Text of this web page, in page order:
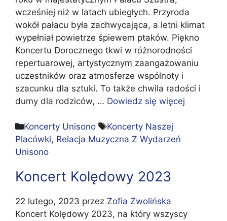
wcześniej niż w latach ubiegłych. Przyroda
wokół pałacu była zachwycająca, a letni klimat
wypełniał powietrze śpiewem ptaków. Piękno
Koncertu Dorocznego tkwi w różnorodności
repertuarowej, artystycznym zaangażowaniu
uczestników oraz atmosferze wspólnoty i
szacunku dla sztuki. To także chwila radości i
dumy dla rodziców, … Dowiedz się więcej
Kategorie
Koncerty Unisono Tagi
Koncerty Naszej
Placówki, Relacja Muzyczna Z Wydarzeń
Unisono
Koncert Kolędowy 2023
22 lutego, 2023 przez Zofia Zwolińska
Koncert Kolędowy 2023, na który wszyscy